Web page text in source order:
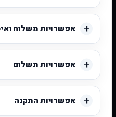
אפשרויות משלוח
אפשרויות תשלום
אפשרויות התקנה